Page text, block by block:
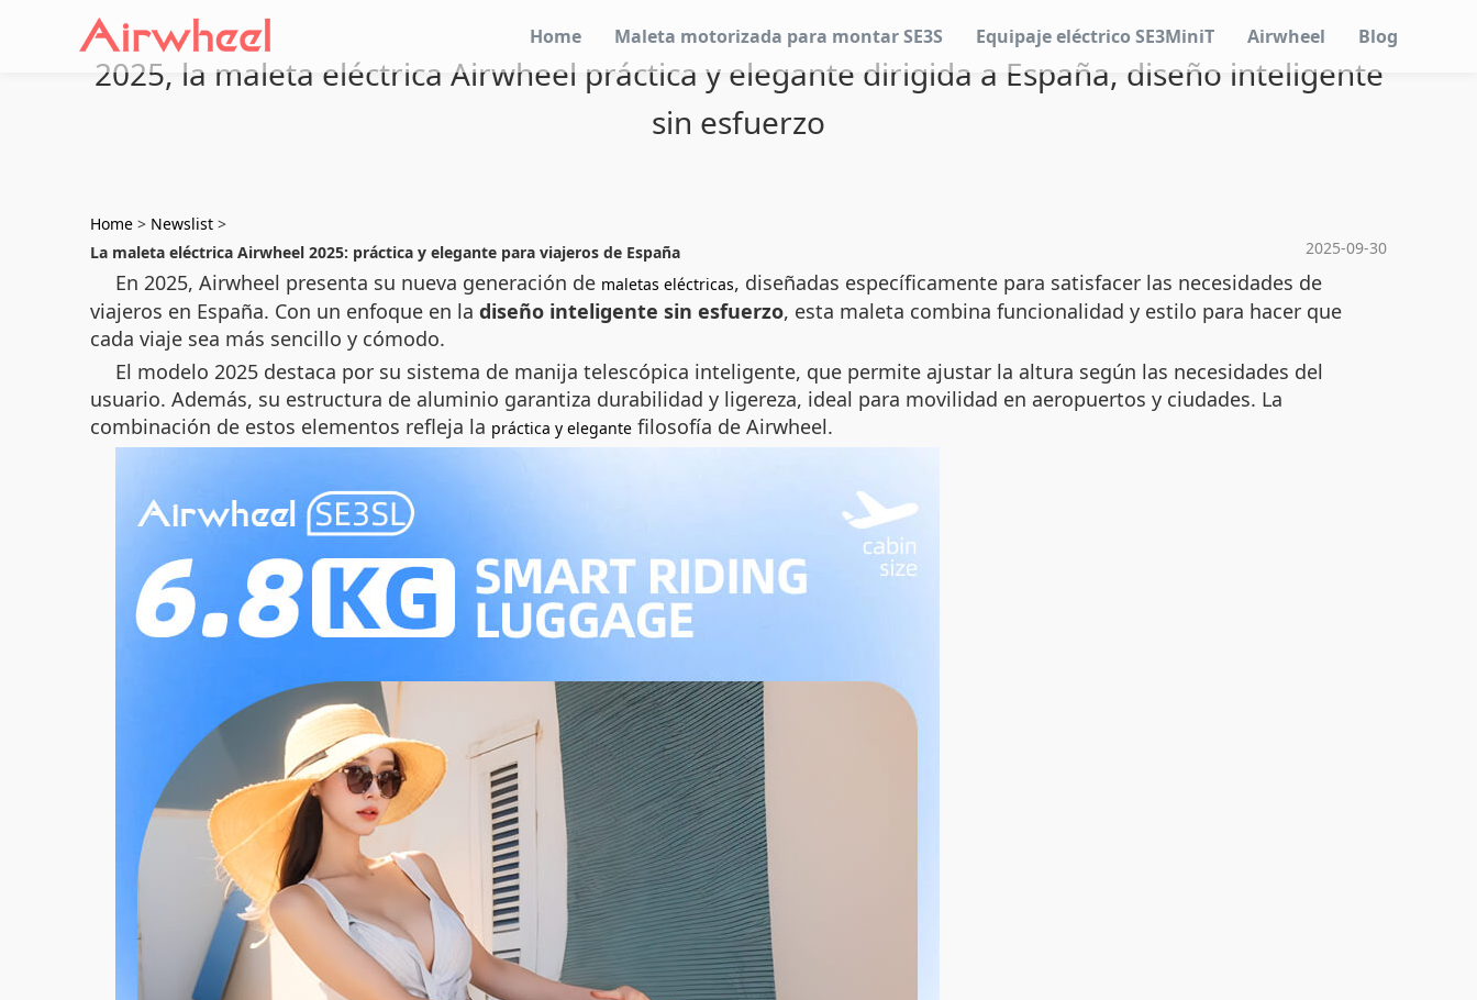
Home Maleta motorizada para montar SE3S Equipaje eléctrico SE3MiniT Airwheel Blog
2025, la maleta eléctrica Airwheel práctica y elegante dirigida a España, diseño inteligente
sin esfuerzo
Home > Newslist >
2025-09-30
La maleta eléctrica Airwheel 2025: práctica y elegante para viajeros de España
En 2025, Airwheel presenta su nueva generación de maletas eléctricas, diseñadas específicamente para satisfacer las necesidades de
viajeros en España. Con un enfoque en la diseño inteligente sin esfuerzo, esta maleta combina funcionalidad y estilo para hacer que
cada viaje sea más sencillo y cómodo.
El modelo 2025 destaca por su sistema de manija telescópica inteligente, que permite ajustar la altura según las necesidades del
usuario. Además, su estructura de aluminio garantiza durabilidad y ligereza, ideal para movilidad en aeropuertos y ciudades. La
combinación de estos elementos refleja la práctica y elegante filosofía de Airwheel.